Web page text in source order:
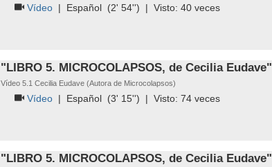
Vídeo| Español(2' 54'') | Visto: 40veces
"LIBRO 5. MICROCOLAPSOS, de Cecilia Eudave"
Vídeo 5.1 Cecilia Eudave (Autora de Microcolapsos)
Vídeo| Español(3' 15'') | Visto: 74veces
"LIBRO 5. MICROCOLAPSOS, de Cecilia Eudave"